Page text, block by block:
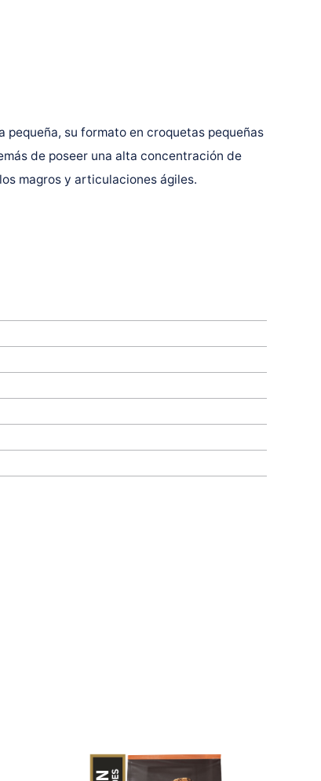
pequeña, su formato en croquetas pequeñas
de poseer una alta concentración de
magros y articulaciones ágiles.